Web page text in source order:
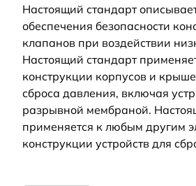
Настоящий стандарт
обеспечения безопасности
клапанов при воздействии
Настоящий стандарт
конструкции корпусов и
сброса давления, включая
разрывной мембраной.
применяется к любым другим
конструкции устройств для